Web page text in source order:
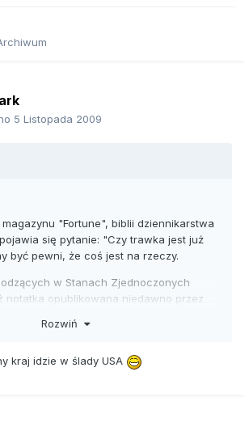
5 Listopada 2009
magazynu "Fortune", biblii dziennikarstwa
się pytanie: "Czy trawka jest już
być pewni, że coś jest na rzeczy.
w Stanach Zjednoczonych
notatka opublikowana niedawno przez
w niej, że nie będą już
zgodnie z prawem stanowym.
Rozwiń
kraj idzie w ślady USA